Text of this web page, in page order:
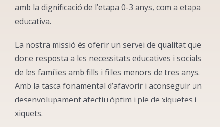
amb la dignificació de l’etapa 0-3 anys, com a etapa
educativa.
La nostra missió és oferir un servei de qualitat que
done resposta a les necessitats educatives i socials
de les famílies amb fills i filles menors de tres anys.
Amb la tasca fonamental d’afavorir i aconseguir un
desenvolupament afectiu òptim i ple de xiquetes i
xiquets.